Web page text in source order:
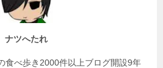
ナツへたれ
食べ歩き2000件以上ブログ開設9年